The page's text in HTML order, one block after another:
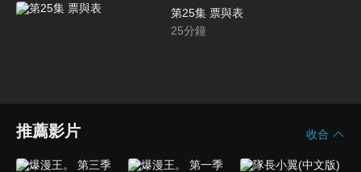
第25集 票與表
25分鐘
推薦影片 收合